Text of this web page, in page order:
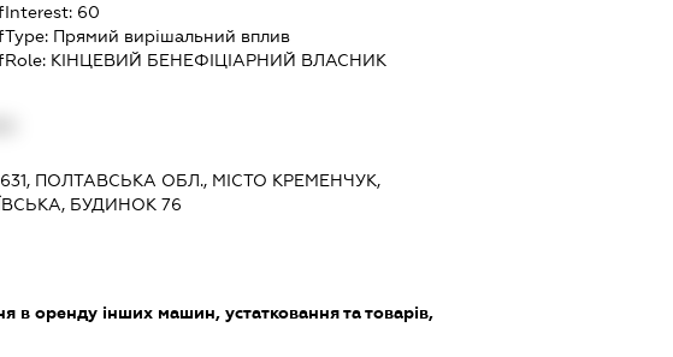
60
Прямий вирішальний вплив
КІНЦЕВИЙ БЕНЕФІЦІАРНИЙ ВЛАСНИК
ПОЛТАВСЬКА ОБЛ., МІСТО КРЕМЕНЧУК,
БУДИНОК 76
в оренду інших машин, устатковання та товарів,